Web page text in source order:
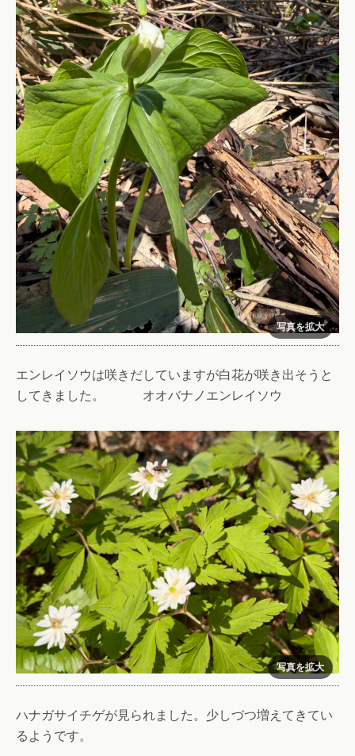
エンレイソウは咲きだしていますが白花が咲き出そうと
してきました。 オオバナノエンレイソウ
ハナガサイチゲが見られました。少しづつ増えてきてい
るようです。